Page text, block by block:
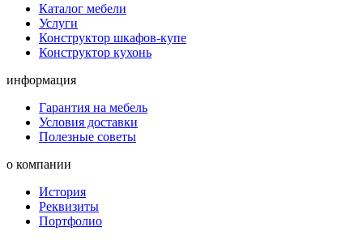
Каталог мебели
Услуги
Конструктор шкафов-купе
Конструктор кухонь
информация
Гарантия на мебель
Условия доставки
Полезные советы
о компании
История
Реквизиты
Портфолио